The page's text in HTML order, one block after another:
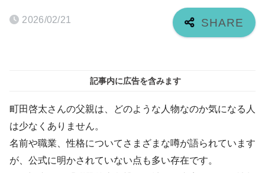
2026/02/21
記事内に広告を含みます
町田啓太さんの父親は、どのような人物なのか気になる人
は少なくありません。
名前や職業、性格についてさまざまな噂が語られています
が、公式に明かされていない点も多い存在です。